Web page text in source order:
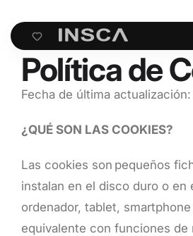
Cart
Política de
Fecha de última
¿QUÉ SON LAS COOKIES?
Las cookies son pequeños
instalan en el disco duro o en
ordenador, tablet,
equivalente con funciones de